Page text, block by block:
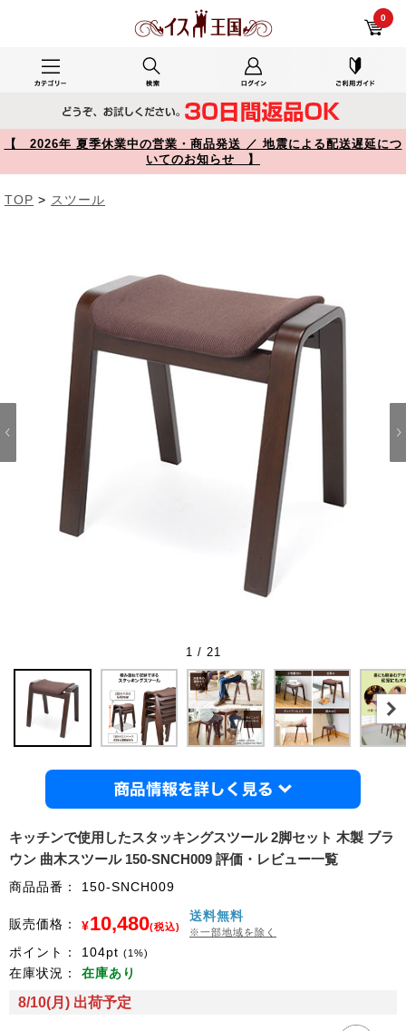
キッチンで使用した150-SNCH009 レビュー スタッキングスツール 2脚セット 木製 ブラウン 曲木スツール 【イス王国】
0
【 2026年 夏季休業中の営業・商品発送 ／ 地震による配送遅延につ
いてのお知らせ 】
TOP > スツール
1 / 21
キッチンで使用したスタッキングスツール 2脚セット 木製 ブラ
ウン 曲木スツール 150-SNCH009 評価・レビュー一覧
商品品番： 150-SNCH009
販売価格： ¥10,480(税込)
送料無料
※一部地域を除く
ポイント： 104pt (1%)
在庫状況： 在庫あり
8/10(月) 出荷予定